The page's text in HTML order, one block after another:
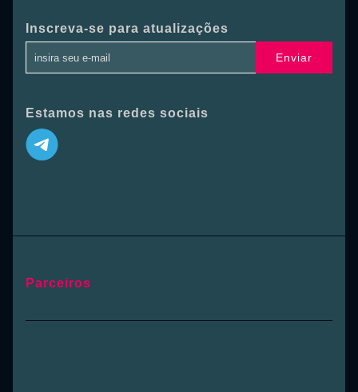
Inscreva-se para atualizações
Enviar
Estamos nas redes sociais
Parceiros